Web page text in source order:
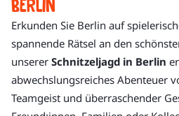
Berlin
Erkunden Sie Berlin auf
spannende Rätsel an den
unserer Schnitzeljagd in Berlin
abwechslungsreiches Abenteuer
Teamgeist und überraschender